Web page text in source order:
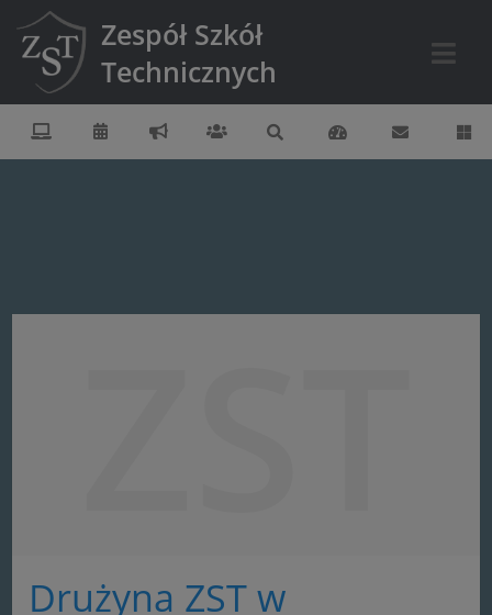
Zespół Szkół
Technicznych
Drużyna ZST w